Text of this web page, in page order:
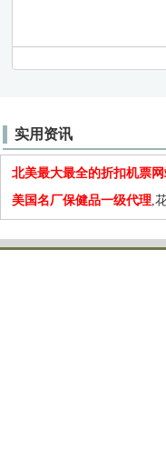
实用资讯
北美最大最全的折扣机票网
美国名厂保健品一级代理,